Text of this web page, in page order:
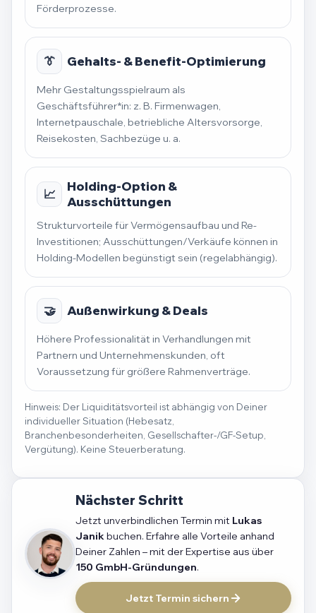
Förderprozesse.
👔 Gehalts- & Benefit-Optimierung
Mehr Gestaltungsspielraum als
Geschäftsführer*in: z. B. Firmenwagen,
Internetpauschale, betriebliche Altersvorsorge,
Reisekosten, Sachbezüge u. a.
📈
Holding-Option &
Ausschüttungen
Strukturvorteile für Vermögensaufbau und Re-
Investitionen; Ausschüttungen/Verkäufe können in
Holding-Modellen begünstigt sein (regelabhängig).
🤝 Außenwirkung & Deals
Höhere Professionalität in Verhandlungen mit
Partnern und Unternehmenskunden, oft
Voraussetzung für größere Rahmenverträge.
Hinweis: Der Liquiditätsvorteil ist abhängig von Deiner
individueller Situation (Hebesatz,
Branchenbesonderheiten, Gesellschafter-/GF-Setup,
Vergütung). Keine Steuerberatung.
Nächster Schritt
Jetzt unverbindlichen Termin mit Lukas
Janikbuchen. Erfahre alle Vorteile anhand
Deiner Zahlen – mit der Expertise aus über
150 GmbH-Gründungen.
Jetzt Termin sichern